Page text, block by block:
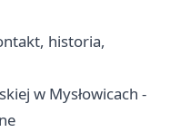
historia,
w Mysłowicach -